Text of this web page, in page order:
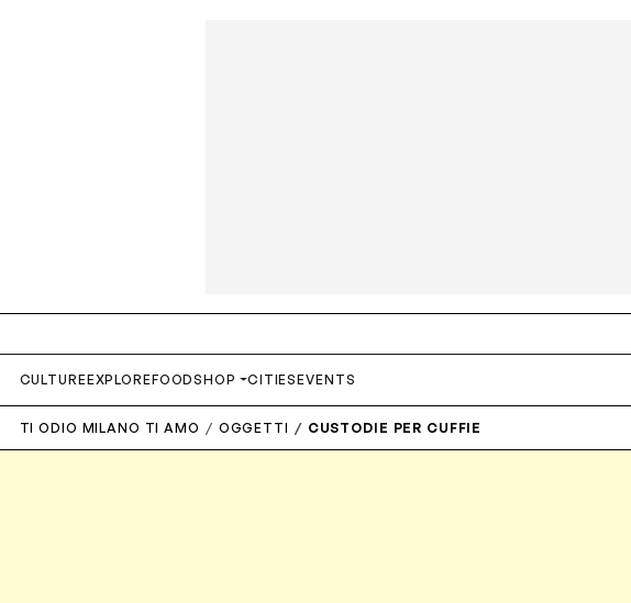
CULTUREEXPLOREFOODSHOP CITIESEVENTS
TI ODIO MILANO TI AMO OGGETTI CUSTODIE PER CUFFIE